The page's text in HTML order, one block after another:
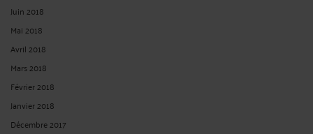
Juin 2018
Mai 2018
Avril 2018
Mars 2018
Février 2018
Janvier 2018
Décembre 2017